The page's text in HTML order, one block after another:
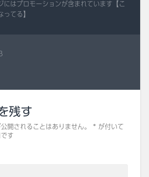
にはプロモーションが含まれています【こ
ってる】
残す
開されることはありません。 *が付いて
す